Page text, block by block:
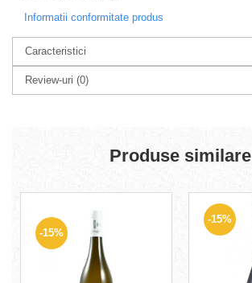
Informatii conformitate produs
Caracteristici
Review-uri (0)
Produse similare
-15%
-15%